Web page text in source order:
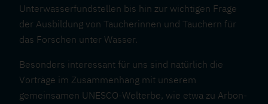
Unterwasserfundstellen bis hin zur wichtigen Frage
der Ausbildung von Taucherinnen und Tauchern für
das Forschen unter Wasser.
Besonders interessant für uns sind natürlich die
Vorträge im Zusammenhang mit unserem
gemeinsamen UNESCO-Welterbe, wie etwa zu Arbon-